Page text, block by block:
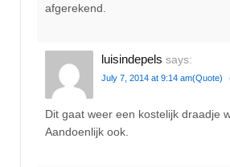
afgerekend.
luisindepels says:
July 7, 2014 at 9:14 am(Quote)
Dit gaat weer een kostelijk draadje
Aandoenlijk ook.